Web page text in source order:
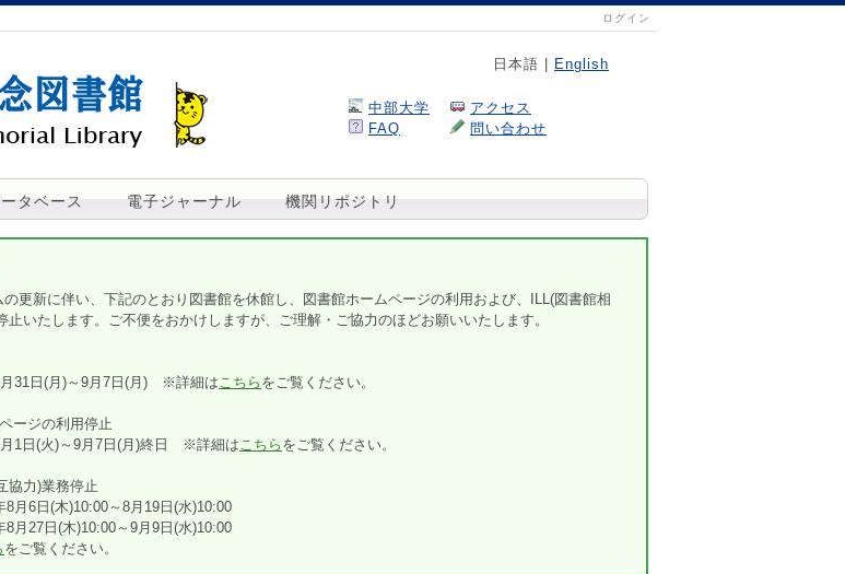
ログイン
日本語 | English
中部大学
アクセス
FAQ
問い合わせ
タベース 電子ジャーナル 機関リポジトリ
の更新に伴い、下記のとおり図書館を休館し、図書館ホームページの利用および、ILL(図書館相
止いたします。ご不便をおかけしますが、ご理解・ご協力のほどお願いいたします。
月31日(月)～9月7日(月) ※詳細は こちら をご覧ください。
ージの利用停止
月1日(火)～9月7日(月)終日 ※詳細は こちら をご覧ください。
協力)業務停止
月6日(木)10:00～8月19日(水)10:00
月27日(木)10:00～9月9日(水)10:00
をご覧ください。